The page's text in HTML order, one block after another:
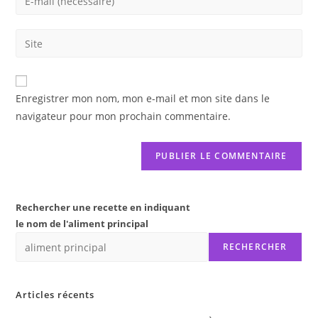
address
comment
Saisir
de
votre
(facultatif)
Enregistrer mon nom, mon e-mail et mon site dans le
navigateur pour mon prochain commentaire.
Rechercher une recette en indiquant
le nom de l'aliment principal
RECHERCHER
Articles récents